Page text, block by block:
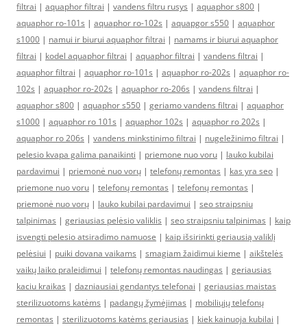
filtrai | aquaphor filtrai | vandens filtru rusys | aquaphor s800 |
aquaphor ro-101s | aquaphor ro-102s | aquapgor s550 | aquaphor
s1000 | namui ir biurui aquaphor filtrai | namams ir biurui aquaphor
filtrai | kodel aquaphor filtrai | aquaphor filtrai | vandens filtrai |
aquaphor filtrai | aquaphor ro-101s | aquaphor ro-202s | aquaphor ro-
102s | aquaphor ro-202s | aquaphor ro-206s | vandens filtrai |
aquaphor s800 | aquaphor s550 | geriamo vandens filtrai | aquaphor
s1000 | aquaphor ro 101s | aquaphor 102s | aquaphor ro 202s |
aquaphor ro 206s | vandens minkstinimo filtrai | nugeležinimo filtrai |
pelesio kvapa galima panaikinti | priemone nuo voru | lauko kubilai
pardavimui | priemonė nuo vorų | telefonų remontas | kas yra seo |
priemone nuo voru | telefonų remontas | telefonų remontas |
priemonė nuo vorų | lauko kubilai pardavimui | seo straipsniu
talpinimas | geriausias pelėsio valiklis | seo straipsniu talpinimas | kaip
isvengti pelesio atsiradimo namuose | kaip išsirinkti geriausią valiklį
pelėsiui | puiki dovana vaikams | smagiam žaidimui kieme | aikštelės
vaikų laiko praleidimui | telefonų remontas naudingas | geriausias
kaciu kraikas | dazniausiai gendantys telefonai | geriausias maistas
sterilizuotoms katėms | padangų žymėjimas | mobiliųjų telefonų
remontas | sterilizuotoms katėms geriausias | kiek kainuoja kubilai |